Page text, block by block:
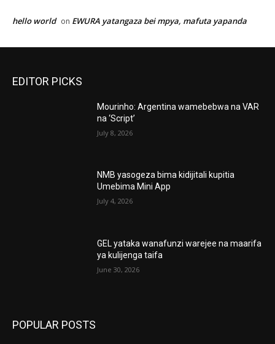
hello world on EWURA yatangaza bei mpya, mafuta yapanda
EDITOR PICKS
Mourinho: Argentina wamebebwa na VAR
na ‘Script’
July 8, 2026
NMB yasogeza bima kidijitali kupitia
Umebima Mini App
July 4, 2026
GEL yataka wanafunzi warejee na maarifa
ya kulijenga taifa
June 30, 2026
POPULAR POSTS